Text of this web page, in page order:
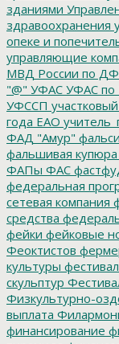
зданиями
здравоохранения
опеке и
управляющие
МВД России по
"@" УФАС УФАС по
УФССП участковый
года ЕАО
ФАД "Амур"
фальшивая купюра
ФАПы ФАС
федеральная
сетевая компания
средства
фейки фейковые
Феоктистов
культуры
скульптур
Физкультурно-
выплата
финансирование